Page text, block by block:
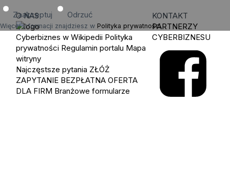
Zaakceptuj Odrzuć
Więcej informacji znajdziesz w Polityka prywatności.
O NAS
Cyberbiznes w Wikipedii Polityka
prywatności Regulamin portalu Mapa
witryny
Najczęstsze pytania ZŁÓŻ
ZAPYTANIE BEZPŁATNA OFERTA
DLA FIRM Branżowe formularze
KONTAKT
PARTNERZY
CYBERBIZNESU